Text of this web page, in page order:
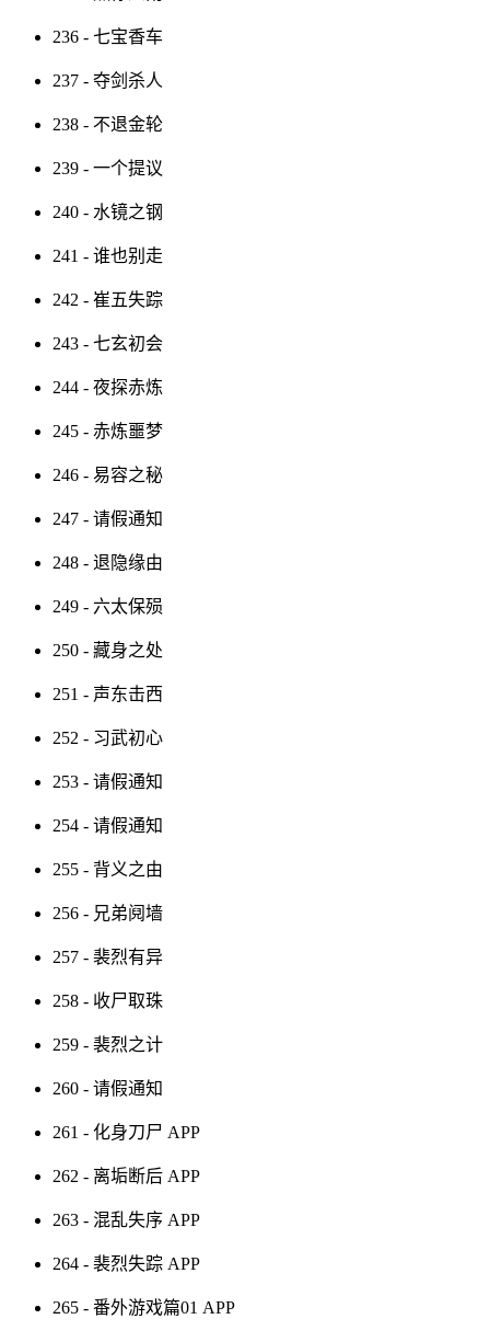
236 - 七宝香车
237 - 夺剑杀人
238 - 不退金轮
239 - 一个提议
240 - 水镜之钢
241 - 谁也别走
242 - 崔五失踪
243 - 七玄初会
244 - 夜探赤炼
245 - 赤炼噩梦
246 - 易容之秘
247 - 请假通知
248 - 退隐缘由
249 - 六太保殒
250 - 藏身之处
251 - 声东击西
252 - 习武初心
253 - 请假通知
254 - 请假通知
255 - 背义之由
256 - 兄弟阋墙
257 - 裴烈有异
258 - 收尸取珠
259 - 裴烈之计
260 - 请假通知
261 - 化身刀尸 APP
262 - 离垢断后 APP
263 - 混乱失序 APP
264 - 裴烈失踪 APP
265 - 番外游戏篇01 APP